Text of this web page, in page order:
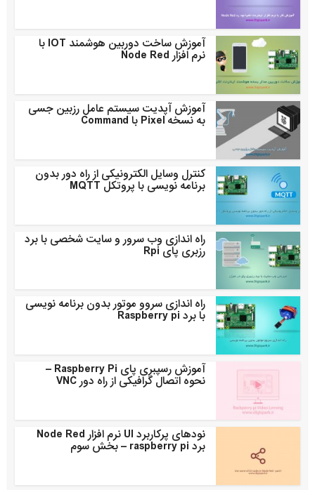
آموزش ساخت دوربین هوشمند IOT با
نرم افزار Node Red
آموزش آپدیت سیستم عامل رزبین جسی
به نسخه Pixel با Command
کنترل وسایل الکترونیکی از راه دور بدون
برنامه نویسی با پروتکل MQTT
راه اندازی وب سرور و سایت شخصی با برد
رزبری پای Rpi
راه اندازی سروو موتور بدون برنامه نویسی
با برد Raspberry pi
آموزش رسپبری پای Raspberry Pi –
نحوه اتصال گرافیکی از راه دور VNC
نودهای پرکاربرد UI نرم افزار Node Red
برد raspberry pi – بخش سوم